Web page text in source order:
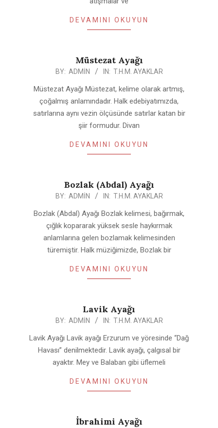
DEVAMINI OKUYUN
Müstezat Ayağı
BY: ADMIN IN: T.H.M. AYAKLAR
Müstezat Ayağı Müstezat, kelime olarak artmış,
çoğalmış anlamındadır. Halk edebiyatımızda,
satırlarına aynı vezin ölçüsünde satırlar katan bir
şiir formudur. Divan
DEVAMINI OKUYUN
Bozlak (Abdal) Ayağı
BY: ADMIN IN: T.H.M. AYAKLAR
Bozlak (Abdal) Ayağı Bozlak kelimesi, bağırmak,
çığlık kopararak yüksek sesle haykırmak
anlamlarına gelen bozlamak kelimesinden
türemiştir. Halk müziğimizde, Bozlak bir
DEVAMINI OKUYUN
Lavik Ayağı
BY: ADMIN IN: T.H.M. AYAKLAR
Lavik Ayağı Lavik ayağı Erzurum ve yöresinde “Dağ
Havası” denilmektedir. Lavik ayağı, çalgısal bir
ayaktır. Mey ve Balaban gibi üflemeli
DEVAMINI OKUYUN
İbrahimi Ayağı